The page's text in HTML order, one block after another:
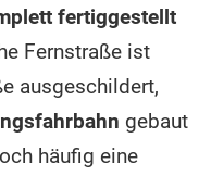
fertiggestellt
Fernstraße ist
ausgeschildert,
gebaut
häufig eine